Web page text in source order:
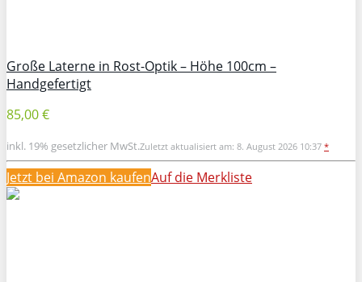
Große Laterne in Rost-Optik – Höhe 100cm –
Handgefertigt
85,00 €
inkl. 19% gesetzlicher MwSt.Zuletzt aktualisiert am: 8. August 2026 10:37 *
Jetzt bei Amazon kaufenAuf die Merkliste